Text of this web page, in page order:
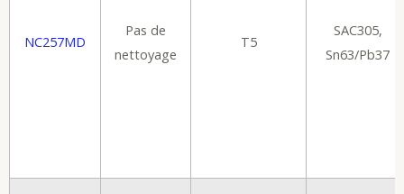
NC257MD
Pas de
nettoyage
T5
SAC305,
Sn63/Pb37